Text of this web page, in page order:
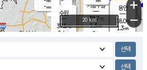
용인
38.0℃
1.3m/s
m/s
mm
기흥구갈
38.7℃
1.3m/s
-
-mm
수원
37.5℃
2.4 m/s
+
−
20 km